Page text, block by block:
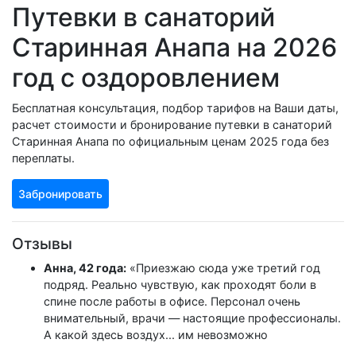
Путевки в санаторий
Старинная Анапа на 2026
год с оздоровлением
Бесплатная консультация, подбор тарифов на Ваши даты,
расчет стоимости и бронирование путевки в санаторий
Старинная Анапа по официальным ценам 2025 года без
переплаты.
Забронировать
Отзывы
Анна, 42 года: «Приезжаю сюда уже третий год
подряд. Реально чувствую, как проходят боли в
спине после работы в офисе. Персонал очень
внимательный, врачи — настоящие профессионалы.
А какой здесь воздух... им невозможно